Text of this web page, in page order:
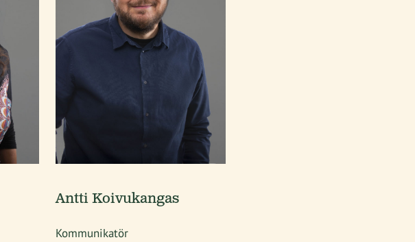
Antti Koivukangas
Kommunikatör